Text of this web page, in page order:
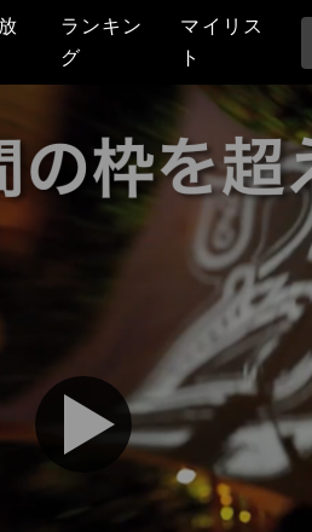
ランキン
グ
マイリス
ト